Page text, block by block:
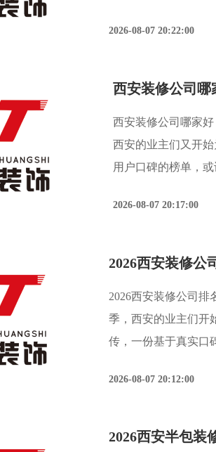
2026-08-07 20:22:00
西安装修公司哪
西安装修公司哪家好
西安的业主们又开
用户口碑的榜单，
据，对西安装修公司
2026-08-07 20:17:00
2026西安装修公司
季，西安的业主们开
传，一份基于真实口
威机构发布的2026年
2026-08-07 20:12:00